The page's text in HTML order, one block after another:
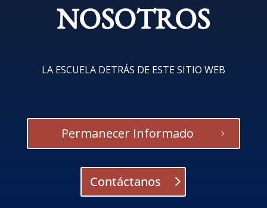
NOSOTROS
LA ESCUELA DETRÁS DE ESTE SITIO WEB
Permanecer Informado
Contáctanos